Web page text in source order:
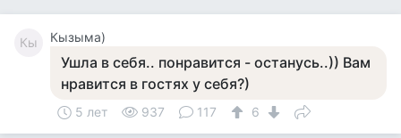
Кы Кызыма)
Ушла в себя.. понравится - останусь..)) Вам
нравится в гостях у себя?)
5 лет 937 117 6